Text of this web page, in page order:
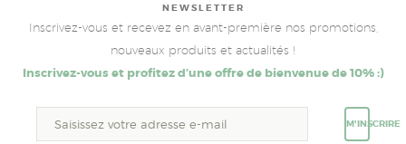
NEWSLETTER
Inscrivez-vous et recevez en avant-première nos promotions,
nouveaux produits et actualités !
Inscrivez-vous et profitez d’une offre de bienvenue de 10% :)
M'INSCRIRE